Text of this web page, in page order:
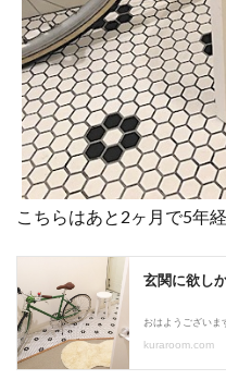
こちらはあと2ヶ月で5年経